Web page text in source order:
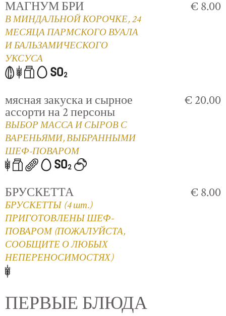
МАГНУМ БРИ
В МИНДАЛЬНОЙ КОРОЧКЕ, 24
МЕСЯЦА ПАРМСКОГО ВУАЛА
И БАЛЬЗАМИЧЕСКОГО
УКСУСА
€ 8.00
мясная закуска и сырное
ассорти на 2 персоны
ВЫБОР МАССА И СЫРОВ С
ВАРЕНЬЯМИ, ВЫБРАННЫМИ
ШЕФ-ПОВАРОМ
€ 20.00
БРУСКЕТТА
БРУСКЕТТЫ (4 шт.)
ПРИГОТОВЛЕНЫ ШЕФ-
ПОВАРОМ (ПОЖАЛУЙСТА,
СООБЩИТЕ О ЛЮБЫХ
НЕПЕРЕНОСИМОСТЯХ)
€ 8.00
ПЕРВЫЕ БЛЮДА